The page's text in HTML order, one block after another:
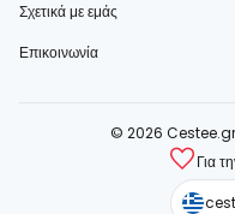
Σχετικά με εμάς
Επικοινωνία
© 2026 Cestee.gr
Για